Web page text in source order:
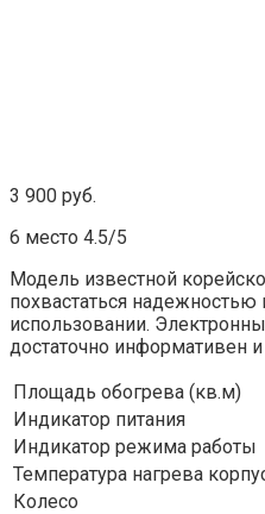
3 900 руб.
6 место 4.5/5
Модель известной
похвастаться
использовании.
достаточно информативен
Площадь обогрева (кв.м)
Индикатор питания
Индикатор режима работы
Температура нагрева
Колесо